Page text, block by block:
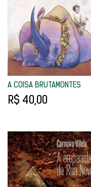
A COISA BRUTAMONTES
R$ 40,00